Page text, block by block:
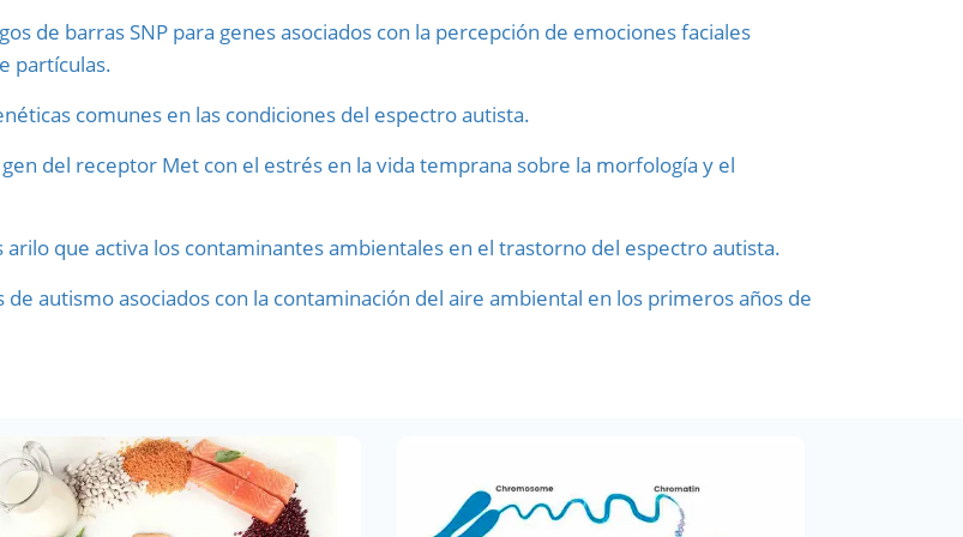
de barras SNP para genes asociados con la percepción de emociones faciales
partículas.
comunes en las condiciones del espectro autista.
del receptor Met con el estrés en la vida temprana sobre la morfología y el
que activa los contaminantes ambientales en el trastorno del espectro autista.
de autismo asociados con la contaminación del aire ambiental en los primeros años de